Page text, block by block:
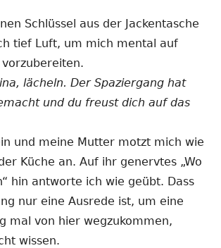
Schlüssel aus der Jackentasche
tief Luft, um mich mental auf
lächeln. Der Spaziergang hat
und du freust dich auf das
und meine Mutter motzt mich wie
Küche an. Auf ihr genervtes „Wo
hin antworte ich wie geübt. Dass
nur eine Ausrede ist, um eine
mal von hier wegzukommen,
wissen.